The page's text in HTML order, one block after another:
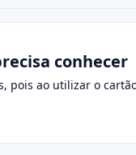
conhecer
pois ao utilizar o